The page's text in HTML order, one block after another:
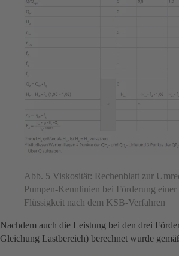
Abb. 5 Viskosität: Rechenblatt zur
Pumpen-Kennlinien bei Förderung einer
Flüssigkeit nach dem KSB-Verfahren
Nachdem auch die Leistung bei den drei
Gleichung Lastbereich) berechnet wurde